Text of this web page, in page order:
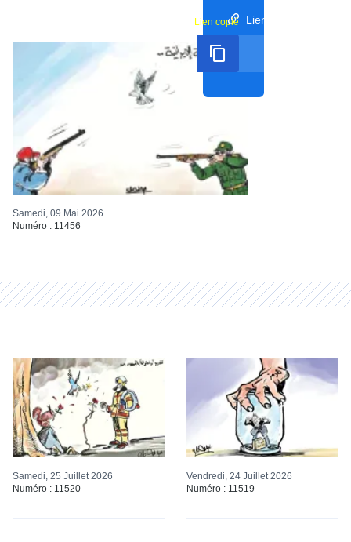
Lien court
Lien copié
Samedi, 09 Mai 2026
Numéro : 11456
Samedi, 25 Juillet 2026
Numéro : 11520
Vendredi, 24 Juillet 2026
Numéro : 11519